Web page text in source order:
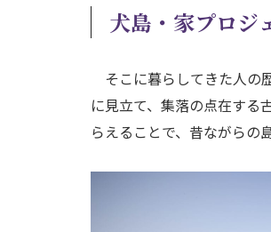
犬島・家プロジ
そこに暮らしてきた人の
に見立て、集落の点在する
らえることで、昔ながらの